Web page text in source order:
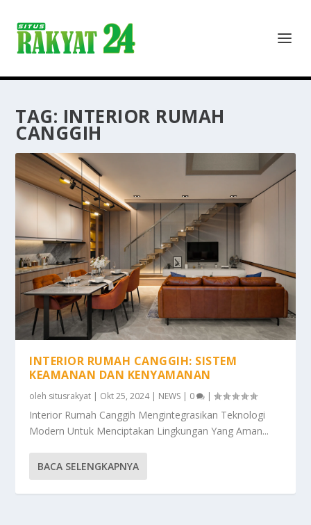
TAG: INTERIOR RUMAH
CANGGIH
INTERIOR RUMAH CANGGIH: SISTEM
KEAMANAN DAN KENYAMANAN
oleh situsrakyat | Okt 25, 2024| NEWS | 0 |
Interior Rumah Canggih Mengintegrasikan Teknologi
Modern Untuk Menciptakan Lingkungan Yang Aman...
BACA SELENGKAPNYA